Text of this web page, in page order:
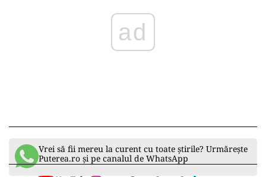
ad
Vrei să fii mereu la curent cu toate știrile? Urmărește
Puterea.ro și pe canalul de WhatsApp